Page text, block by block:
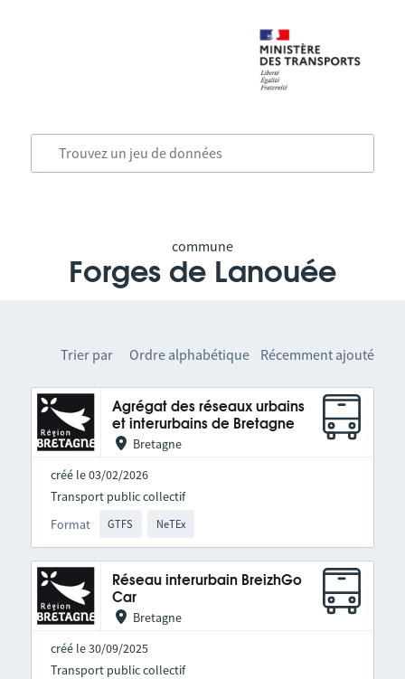
commune
Forges de Lanouée
Trier par Ordre alphabétique Récemment ajouté
Agrégat des réseaux urbains
et interurbains de Bretagne
Bretagne
créé le 03/02/2026
Format GTFS NeTEx
Transport public collectif
Réseau interurbain BreizhGo
Car
Bretagne
créé le 30/09/2025
Transport public collectif